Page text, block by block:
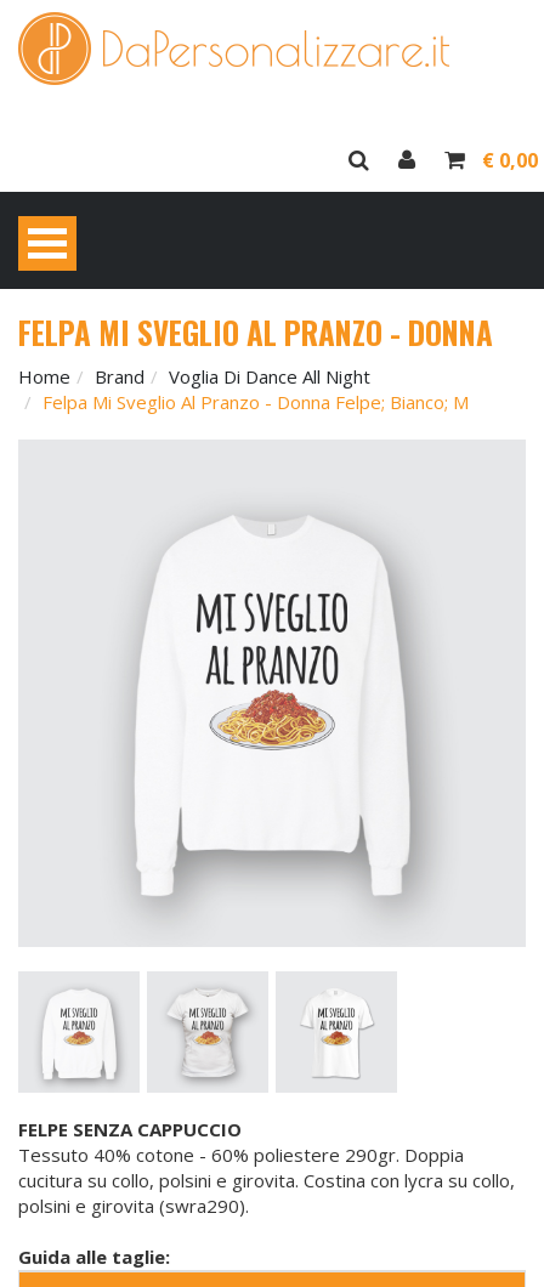
€ 0,00
FELPA MI SVEGLIO AL PRANZO - DONNA
Home Brand
Voglia Di Dance All Night
Felpa Mi Sveglio Al Pranzo - Donna Felpe; Bianco; M
FELPE SENZA CAPPUCCIO
Tessuto 40% cotone - 60% poliestere 290gr. Doppia
cucitura su collo, polsini e girovita. Costina con lycra su collo,
polsini e girovita (swra290).
Guida alle taglie: